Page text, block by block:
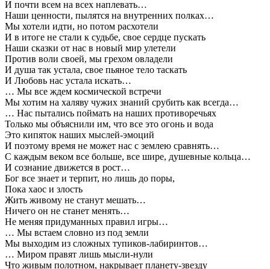
И почти всем на всех наплевать…
Наши ценности, пылятся на внутренних полках…
Мы хотели идти, но потом расхотели
И в итоге не стали к судьбе, свое сердце пускать
Наши сказки от нас в новый мир улетели
Против воли своей, мы грехом овладели
И душа так устала, свое пьяное тело таскать
И Любовь нас устала искать…
… Мы все ждем космической встречи
Мы хотим на халяву чужих знаний срубить как всегда…
… Нас пытались поймать на наших противоречьях
Только мы объяснили им, что все это огонь и вода
Это кипяток наших мыслей-эмоций
И поэтому время не может нас с землею сравнять…
С каждым веком все больше, все шире, душевные кольца…
И сознание движется в рост…
Бог все знает и терпит, но лишь до поры,
Пока хаос и злость
Жить живому не станут мешать…
Ничего он не станет менять…
Не меняя придуманных правил игры…
… Мы встаем словно из под земли
Мы выходим из сложных тупиков-лабиринтов…
… Миром правят лишь мысли-нули
Что живым полотном, накрывает планету-звезду